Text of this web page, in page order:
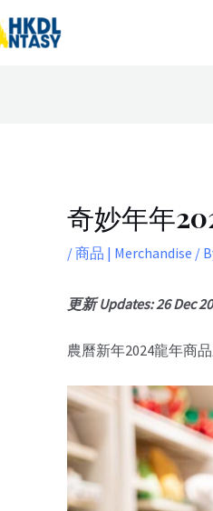
奇妙年年
/商品 | Merchandise /
更新 Updates: 26 Dec
農曆新年2024龍年商
navigation